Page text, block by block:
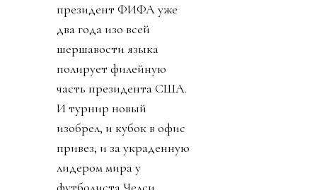
президент ФИФА уже
два года изо всей
шершавости языка
полирует филейную
часть президента США.
И турнир новый
изобрел, и кубок в офис
привез, и за украденную
лидером мира у